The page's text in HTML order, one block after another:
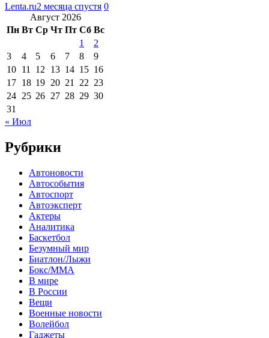
Lenta.ru2 месяца спустя 0
Август 2026
Пн Вт Ср Чт Пт Сб Вс
1
2
3
4 5 6 7 8
9
10 11 12 13 14 15 16
17 18 19 20 21 22 23
24 25 26 27 28 29 30
31
« Июл
Рубрики
Автоновости
Автособытия
Автоспорт
Автоэксперт
Актеры
Аналитика
Баскетбол
Безумный мир
Биатлон/Лыжи
Бокс/MMA
В мире
В России
Вещи
Военные новости
Волейбол
Гаджеты